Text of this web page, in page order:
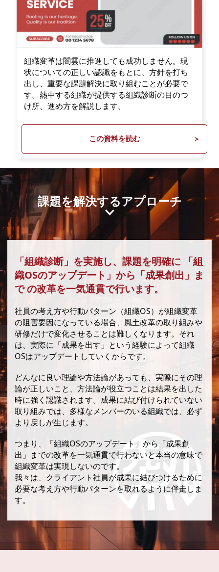
組織変革は闇雲に推進しても成功しません。現
状についての正しい認識をもとに、方針を打ち
出し、重要な課題解決に取り組むことが必要で
す。熱中する組織が提供する組織診断の目のつ
け所、進め方を解説します。
この資料を読む
課題を解決するアプローチ
「組織診断」を実施し、課題を明確に 「組
織OSのアップデート」から「成果創出」ま
での改革を一気通貫で行います。
社員の考え方や行動パターン（組織OS）が組織変革
の阻害要因になっている場合、風土改革の取り組みや
研修だけで変化させることは難しくなります。それ
は、実際に「成果を出す」という経験によって組織
OSはアップデートしていくからです。
どんなに良い理論や方法論があっても、実際にその理
論が正しいこと、方法論が役立つことは結果を出した
時に強く認識されます。成果に結び付けられていない
取り組みでは、多様なメンバーのいる組織では、必ず
より戻しが生じます。
つまり、「組織OSのアップデート」から「成果創
出」までの改革を一気通貫で行わないと本当の意味で
組織変革は実現しないのです。
我々は、クライアント社員が成果に結びつけるために
必要な考え方や行動パターンを取れるように伴走しま
す。